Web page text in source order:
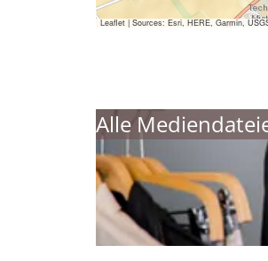
Leaflet|Sources: Esri, HERE, Garmin,
Alle